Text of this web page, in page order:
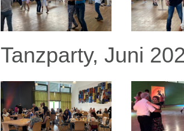
Tanzparty, Juni